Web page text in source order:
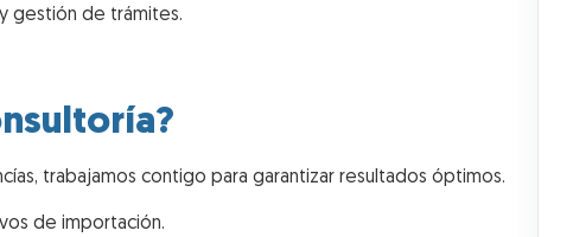
gestión de trámites.
trabajamos contigo para garantizar resultados óptimos.
de importación.